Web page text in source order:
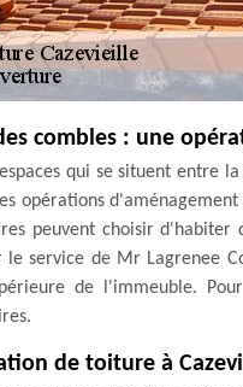
combles : une
qui se situent
opérations
peuvent choisir d'habiter
service de Mr Lagrenee
de l'immeuble.
de toiture à